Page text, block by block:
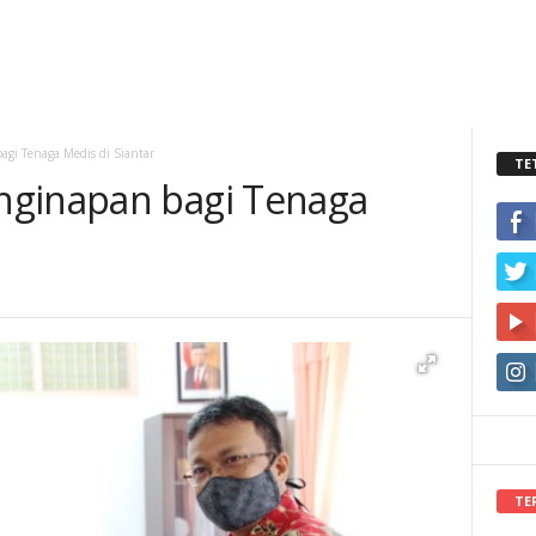
Tenaga Medis di Siantar
bagi Tenaga